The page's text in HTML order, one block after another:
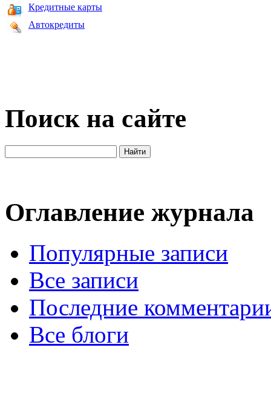
Кредитные карты
Автокредиты
Поиск на сайте
Оглавление журнала
Популярные записи
Все записи
Последние
Все блоги